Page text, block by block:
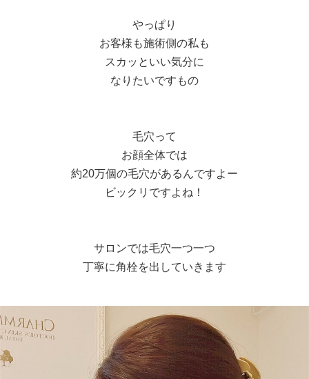
やっぱり
お客様も施術側の私も
スカッといい気分に
なりたいですもの
毛穴って
お顔全体では
約20万個の毛穴があるんですよー
ビックリですよね！
サロンでは毛穴一つ一つ
丁寧に角栓を出していきます